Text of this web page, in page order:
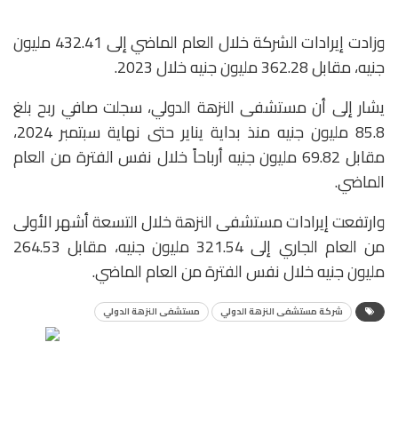
وزادت إيرادات الشركة خلال العام الماضي إلى 432.41 مليون
جنيه، مقابل 362.28 مليون جنيه خلال 2023.
يشار إلى أن مستشفى النزهة الدولي، سجلت صافي ربح بلغ
85.8 مليون جنيه منذ بداية يناير حتى نهاية سبتمبر 2024،
مقابل 69.82 مليون جنيه أرباحاً خلال نفس الفترة من العام
الماضي.
وارتفعت إيرادات مستشفى النزهة خلال التسعة أشهر الأولى
من العام الجاري إلى 321.54 مليون جنيه، مقابل 264.53
مليون جنيه خلال نفس الفترة من العام الماضي.
شركة مستشفى النزهة الدولي مستشفى النزهة الدولي